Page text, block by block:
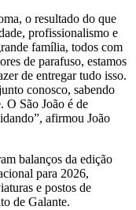
o resultado do que
profissionalismo e
família, todos com
de parafuso, estamos
de entregar tudo isso.
conosco, sabendo
O São João é de
afirmou João
balanços da edição
para 2026,
e postos de
de Galante.